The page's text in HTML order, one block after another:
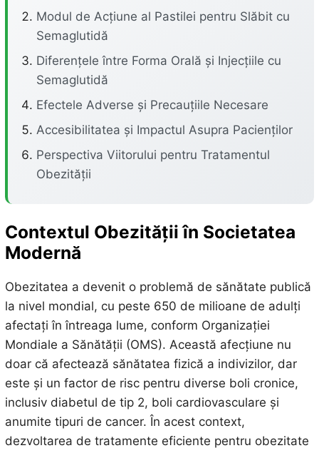
Modul de Acțiune al Pastilei pentru Slăbit cu
Semaglutidă
Diferențele între Forma Orală și Injecțiile cu
Semaglutidă
Efectele Adverse și Precauțiile Necesare
Accesibilitatea și Impactul Asupra Pacienților
Perspectiva Viitorului pentru Tratamentul
Obezității
Contextul Obezității în Societatea
Modernă
Obezitatea a devenit o problemă de sănătate publică
la nivel mondial, cu peste 650 de milioane de adulți
afectați în întreaga lume, conform Organizației
Mondiale a Sănătății (OMS). Această afecțiune nu
doar că afectează sănătatea fizică a indivizilor, dar
este și un factor de risc pentru diverse boli cronice,
inclusiv diabetul de tip 2, boli cardiovasculare și
anumite tipuri de cancer. În acest context,
dezvoltarea de tratamente eficiente pentru obezitate